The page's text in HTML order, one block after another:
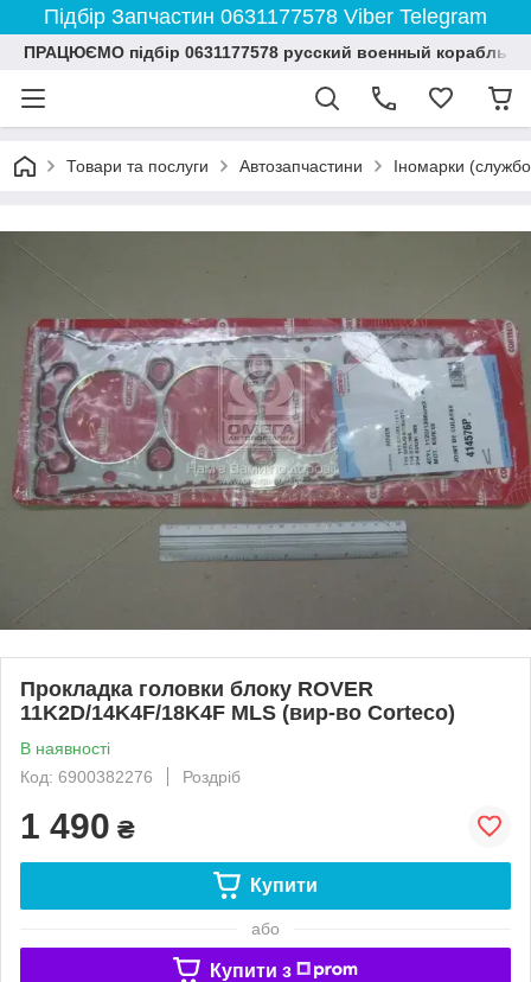
Підбір Запчастин 0631177578 Viber Telegram
ПРАЦЮЄМО підбір 0631177578 русский военный корабль
Товари та послуги Автозапчастини Іномарки
Прокладка головки блоку ROVER
11K2D/14K4F/18K4F MLS (вир-во Corteco)
В наявності
Код: 6900382276
Роздріб
1 490 ₴
Купити
або
Купити з